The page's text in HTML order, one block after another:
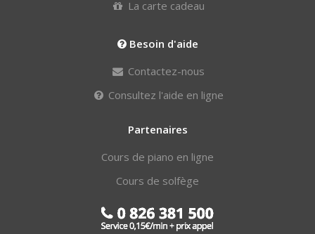
La carte cadeau
Besoin d'aide
Contactez-nous
Consultez l'aide en ligne
Partenaires
Cours de piano en ligne
Cours de solfège